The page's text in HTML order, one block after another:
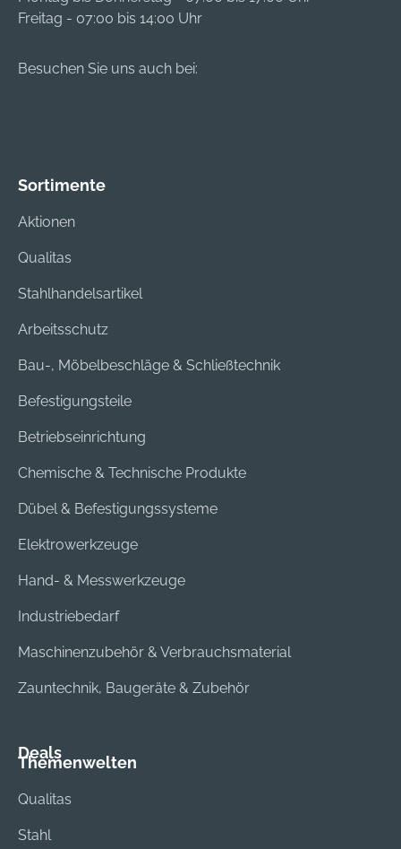
Freitag - 07:00 bis 14:00 Uhr
Besuchen Sie uns auch bei:
Sortimente
Aktionen
Qualitas
Stahlhandelsartikel
Arbeitsschutz
Bau-, Möbelbeschläge & Schließtechnik
Befestigungsteile
Betriebseinrichtung
Chemische & Technische Produkte
Dübel & Befestigungssysteme
Elektrowerkzeuge
Hand- & Messwerkzeuge
Industriebedarf
Maschinenzubehör & Verbrauchsmaterial
Zauntechnik, Baugeräte & Zubehör
Deals
Themenwelten
Qualitas
Stahl